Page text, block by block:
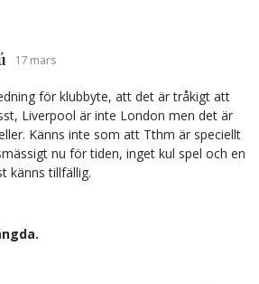
17 mars
för klubbyte, att det är tråkigt att
Liverpool är inte London men det är
Känns inte som att Tthm är speciellt
nu för tiden, inget kul spel och en
känns tillfällig.